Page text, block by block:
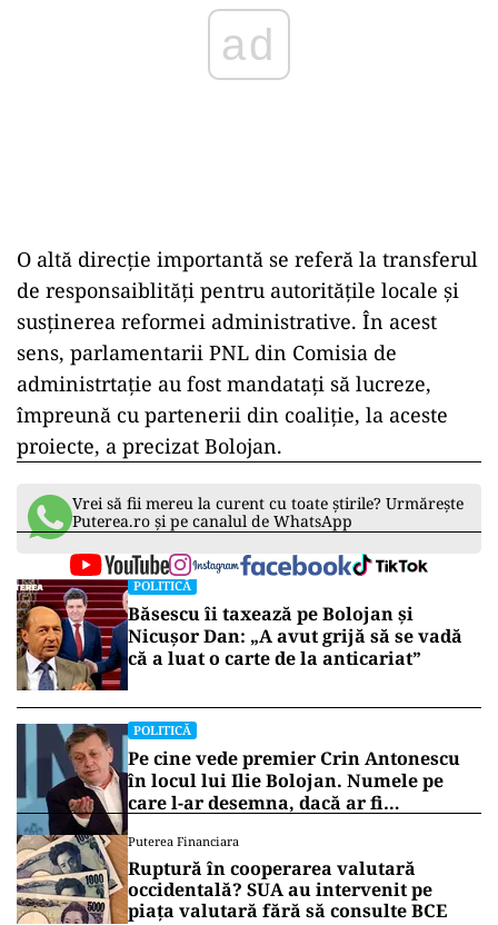
ad
O altă direcție importantă se referă la transferul
de responsaiblități pentru autorităţile locale şi
susținerea reformei administrative. În acest
sens, parlamentarii PNL din Comisia de
administrtație au fost mandatați să lucreze,
împreună cu partenerii din coaliție, la aceste
proiecte, a precizat Bolojan.
Vrei să fii mereu la curent cu toate știrile? Urmărește
Puterea.ro și pe canalul de WhatsApp
POLITICĂ
Băsescu îi taxează pe Bolojan și
Nicușor Dan: „A avut grijă să se vadă
că a luat o carte de la anticariat”
POLITICĂ
Pe cine vede premier Crin Antonescu
în locul lui Ilie Bolojan. Numele pe
care l-ar desemna, dacă ar fi
Puterea Financiara
Ruptură în cooperarea valutară
occidentală? SUA au intervenit pe
piața valutară fără să consulte BCE